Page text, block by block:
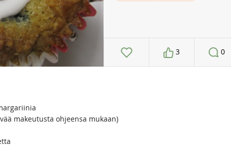
3 0
makeutusta ohjeensa mukaan)